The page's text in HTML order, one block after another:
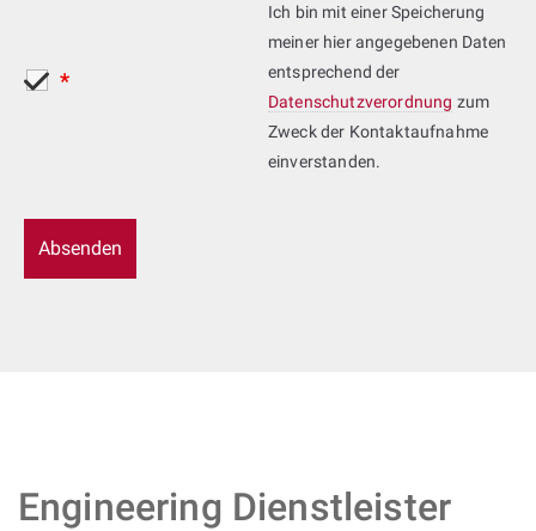
*
Ich bin mit einer Speicherung
meiner hier angegebenen Daten
entsprechend der
Datenschutzverordnung zum
Zweck der Kontaktaufnahme
einverstanden.
Engineering Dienstleister